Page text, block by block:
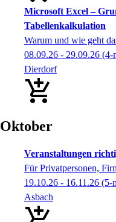
Microsoft Excel –
Tabellenkalkulation
Warum und wie geht
08.09.26 - 29.09.26 (4-
Dierdorf
Oktober
Veranstaltungen
Für Privatpersonen,
19.10.26 - 16.11.26 (5-
Asbach